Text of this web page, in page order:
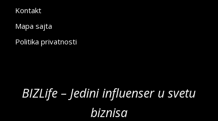
Kontakt
Mapa sajta
Politika privatnosti
BIZLife – Jedini influenser u svetu
biznisa